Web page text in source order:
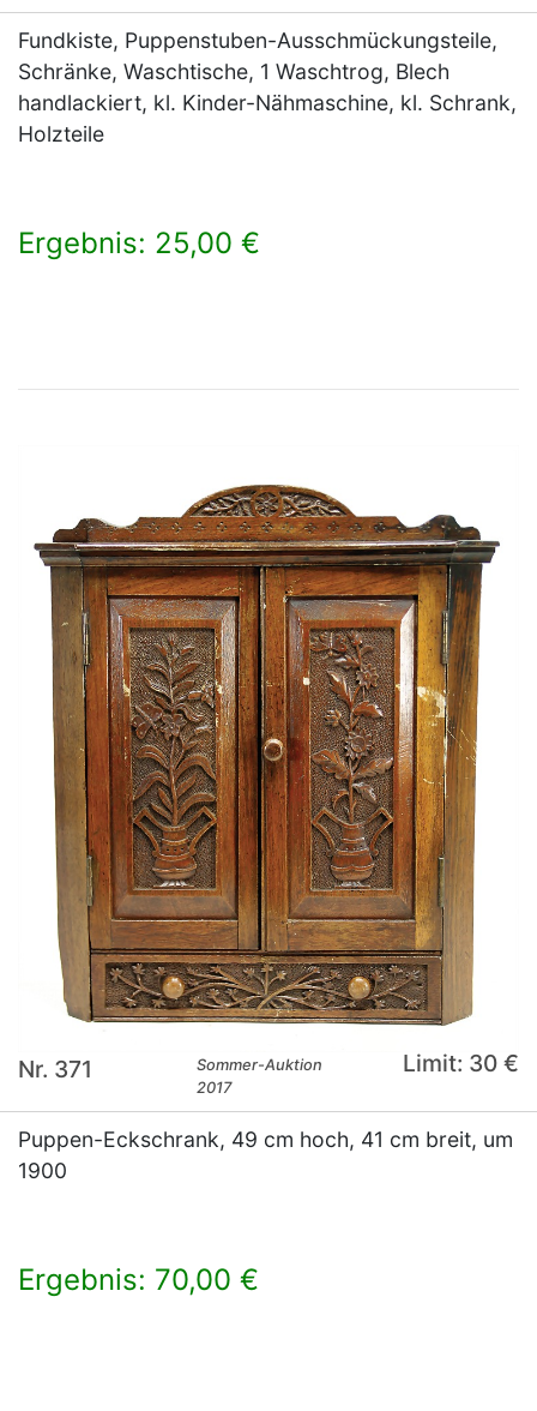
Fundkiste, Puppenstuben-Ausschmückungsteile,
Schränke, Waschtische, 1 Waschtrog, Blech
handlackiert, kl. Kinder-Nähmaschine, kl. Schrank,
Holzteile
Ergebnis: 25,00 €
Nr. 371
Sommer-Auktion
2017
Limit: 30 €
Puppen-Eckschrank, 49 cm hoch, 41 cm breit, um
1900
Ergebnis: 70,00 €